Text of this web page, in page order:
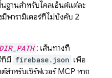
ฐานสำหรับไคลเอ็นต์แต่ละ
พารามิเตอร์ที่ไม่บังคับ 2
: เส้นทางที่
ที่มี firebase.json เพื่อ
สำหรับเซิร์ฟเวอร์ MCP หาก